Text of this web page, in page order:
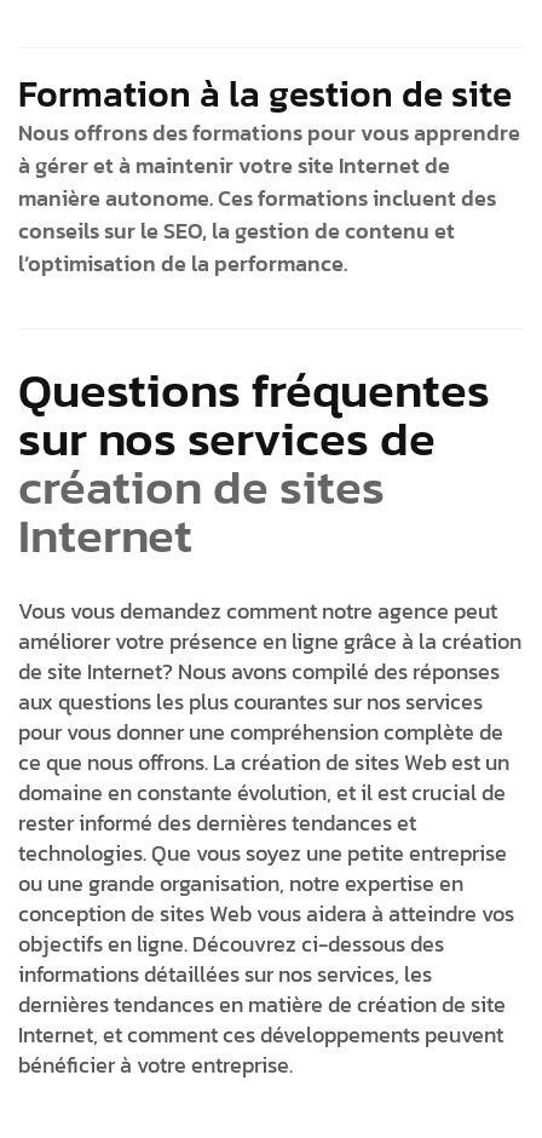
Formation à la gestion de site
Nous offrons des formations pour vous apprendre
à gérer et à maintenir votre site Internet de
manière autonome. Ces formations incluent des
conseils sur le SEO, la gestion de contenu et
l’optimisation de la performance.
Questions fréquentes
sur nos services de
création de sites
Internet
Vous vous demandez comment notre agence peut
améliorer votre présence en ligne grâce à la création
de site Internet? Nous avons compilé des réponses
aux questions les plus courantes sur nos services
pour vous donner une compréhension complète de
ce que nous offrons. La création de sites Web est un
domaine en constante évolution, et il est crucial de
rester informé des dernières tendances et
technologies. Que vous soyez une petite entreprise
ou une grande organisation, notre expertise en
conception de sites Web vous aidera à atteindre vos
objectifs en ligne. Découvrez ci-dessous des
informations détaillées sur nos services, les
dernières tendances en matière de création de site
Internet, et comment ces développements peuvent
bénéficier à votre entreprise.